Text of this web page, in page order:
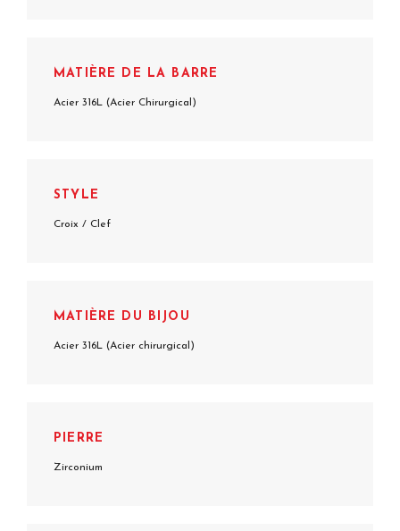
MATIÈRE DE LA BARRE
Acier 316L (Acier Chirurgical)
STYLE
Croix / Clef
MATIÈRE DU BIJOU
Acier 316L (Acier chirurgical)
PIERRE
Zirconium